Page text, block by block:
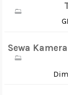
Sewa